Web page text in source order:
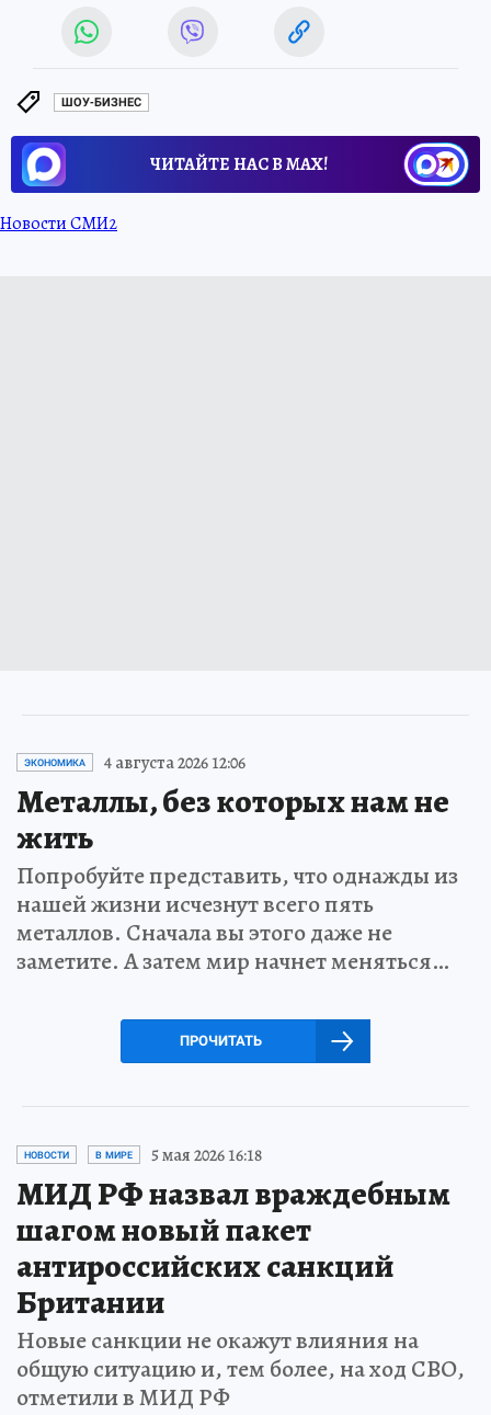
ШОУ-БИЗНЕС
ЧИТАЙТЕ НАС В МАХ!
Новости СМИ2
ЭКОНОМИКА 4 августа 2026 12:06
Металлы, без которых нам не
жить
Попробуйте представить, что однажды из
нашей жизни исчезнут всего пять
металлов. Сначала вы этого даже не
заметите. А затем мир начнет меняться…
ПРОЧИТАТЬ
НОВОСТИ В МИРЕ 5 мая 2026 16:18
МИД РФ назвал враждебным
шагом новый пакет
антироссийских санкций
Британии
Новые санкции не окажут влияния на
общую ситуацию и, тем более, на ход СВО,
отметили в МИД РФ